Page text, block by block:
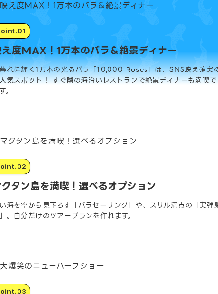
度MAX！1万本のバラ＆絶景ディナー
れに輝く1万本の光るバラ「10,000 Roses」は、SNS映え確実
気スポット！ すぐ隣の海沿いレストランで絶景ディナーも満喫
。
タン島を満喫！選べるオプション
海を空から見下ろす「パラセーリング」や、スリル満点の「実弾
。自分だけのツアープランを作れます。